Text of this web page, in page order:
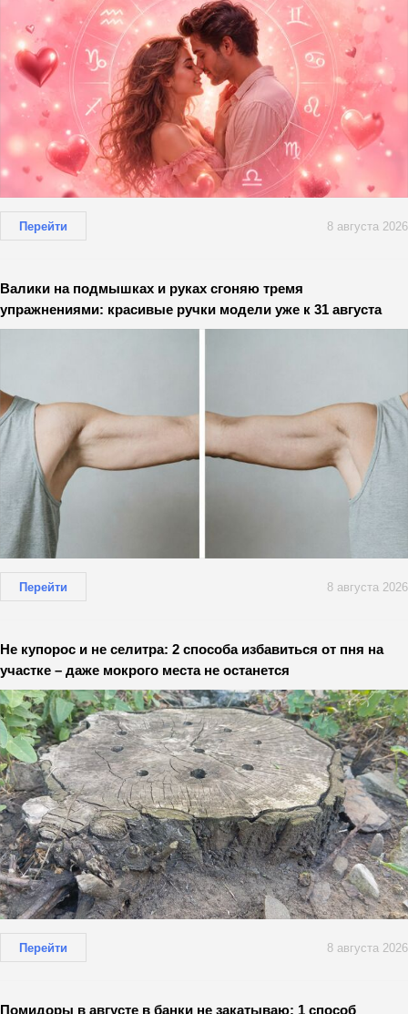
Перейти 8 августа 2026
Валики на подмышках и руках сгоняю тремя
упражнениями: красивые ручки модели уже к 31 августа
Перейти 8 августа 2026
Не купорос и не селитра: 2 способа избавиться от пня на
участке – даже мокрого места не останется
Перейти 8 августа 2026
Помидоры в августе в банки не закатываю: 1 способ